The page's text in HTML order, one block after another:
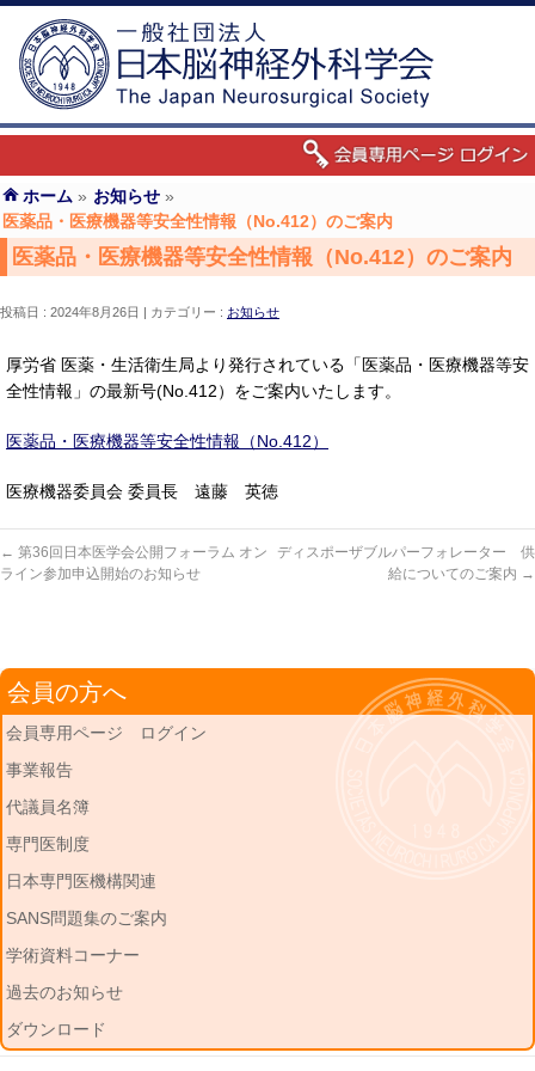
ホーム » お知らせ »
医薬品・医療機器等安全性情報（No.412）のご案内
医薬品・医療機器等安全性情報（No.412）のご案内
投稿日 : 2024年8月26日 カテゴリー : お知らせ
厚労省 医薬・生活衛生局より発行されている「医薬品・医療機器等安
全性情報」の最新号(No.412）をご案内いたします。
医薬品・医療機器等安全性情報（No.412）
医療機器委員会 委員長 遠藤 英徳
← 第36回日本医学会公開フォーラム オン
ライン参加申込開始のお知らせ
ディスポーザブルパーフォレーター 供
給についてのご案内 →
会員の方へ
会員専用ページ ログイン
事業報告
代議員名簿
専門医制度
日本専門医機構関連
SANS問題集のご案内
学術資料コーナー
過去のお知らせ
ダウンロード